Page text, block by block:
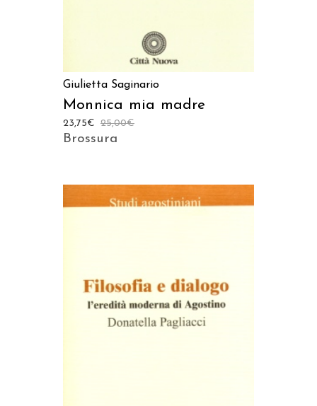
Giulietta Saginario
Monnica mia madre
25,00€
23,75€
Brossura
AGGIUNGI AL CARRELLO